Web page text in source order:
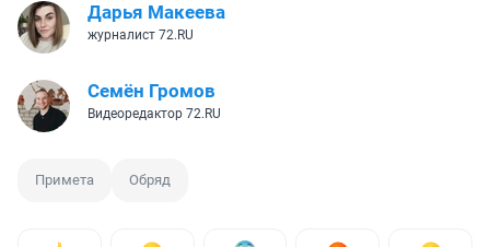
Дарья Макеева
журналист 72.RU
Семён Громов
Видеоредактор 72.RU
Примета Обряд